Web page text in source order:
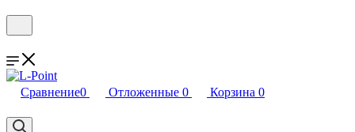
Сравнение0 Отложенные 0 Корзина 0